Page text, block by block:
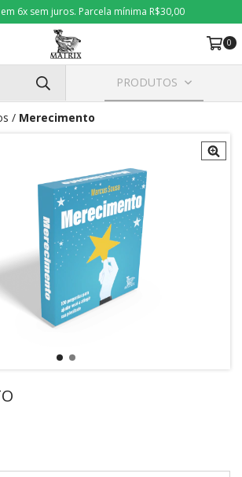
6x sem juros. Parcela mínima R$30,00
0
PRODUTOS
/ Merecimento